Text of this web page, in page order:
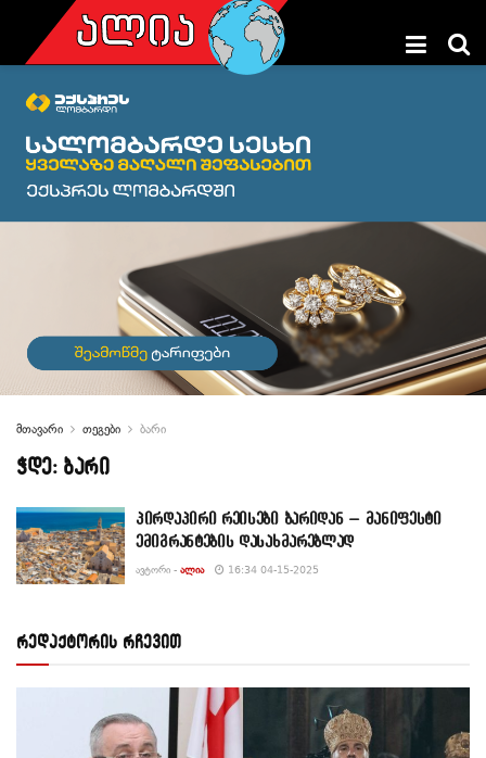
მთავარი თეგები ბარი
ჭდე: ბარი
პირდაპირი რეისები ბარიდან – მანიფესტი
ემიგრანტების დასახმარებლად
ᲐᲕᲢᲝᲠᲘ - ᲐᲚᲘᲐ 16:34 04-15-2025
რედაქტორის რჩევით